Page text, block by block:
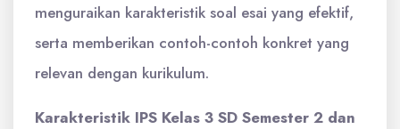
menguraikan karakteristik soal esai yang efektif,
serta memberikan contoh-contoh konkret yang
relevan dengan kurikulum.
Karakteristik IPS Kelas 3 SD Semester 2 dan